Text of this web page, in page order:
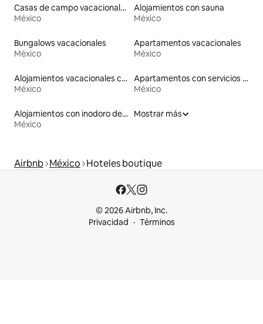
Casas de campo vacacionales
México
Alojamientos con sauna
México
Bungalows vacacionales
México
Apartamentos vacacionales
México
Alojamientos vacacionales con entrada y salida de pistas de esquí
México
Apartamentos con servicios incluidos vacacionales
México
Alojamientos con inodoro de altura accesible
México
Mostrar más
Airbnb México Hoteles boutique
© 2026 Airbnb, Inc.
Privacidad
Términos